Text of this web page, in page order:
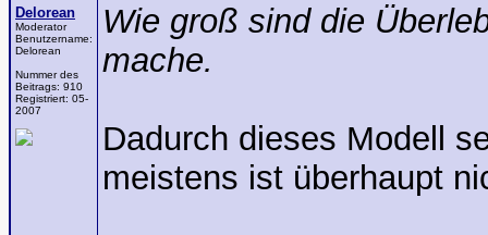
Delorean
Moderator
Benutzername:
Delorean
Nummer des
Beitrags: 910
Registriert: 05-
2007
Wie groß sind die
mache.
Dadurch dieses Modell
meistens ist überhaupt